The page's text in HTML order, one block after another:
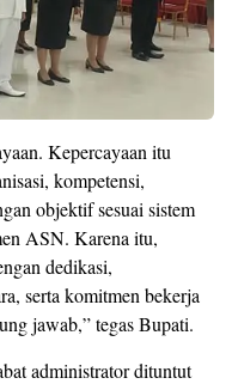
Kepercayaan itu
kompetensi,
objektif sesuai sistem
ASN. Karena itu,
dedikasi,
serta komitmen bekerja
jawab,” tegas Bupati.
administrator dituntut